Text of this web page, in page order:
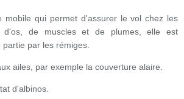
mobile qui permet d'assurer le vol chez les
d'os, de muscles et de plumes, elle est
par les rémiges.
ailes, par exemple la couverture alaire.
d'albinos.